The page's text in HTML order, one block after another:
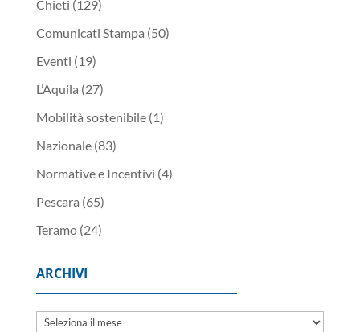
Chieti (129)
Comunicati Stampa (50)
Eventi (19)
L’Aquila (27)
Mobilità sostenibile(1)
Nazionale(83)
Normative e Incentivi (4)
Pescara (65)
Teramo(24)
ARCHIVI
Archivi